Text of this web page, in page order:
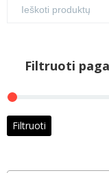
Filtruoti
Filtruoti